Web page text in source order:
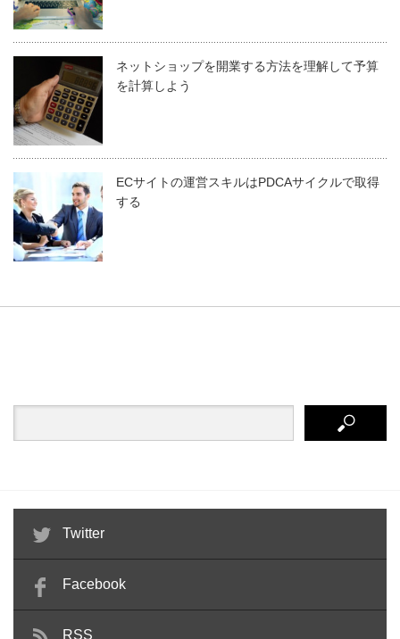
ネットショップを開業する方法を理解して予算
を計算しよう
ECサイトの運営スキルはPDCAサイクルで取得
する
Twitter
Facebook
RSS